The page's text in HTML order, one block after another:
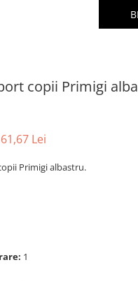
copii Primigi
Lei
Primigi albastru.
1